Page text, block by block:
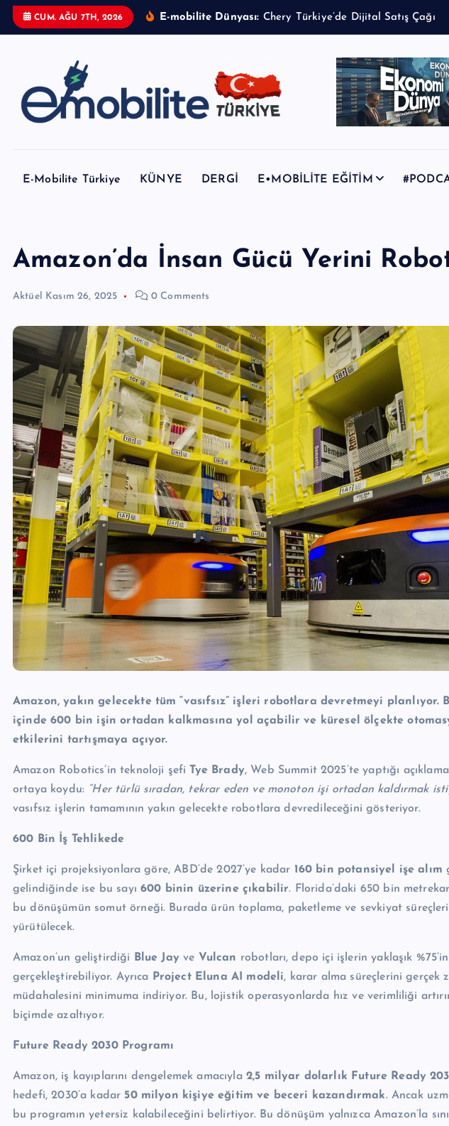
CUM. AĞU 7TH, 2026 E-mobilite Dünyası:
E-Mobilite Türkiye KÜNYE DERGİ E•MOBİLİTE EĞİTİM
Amazon’da İnsan Gücü Yerini
Aktüel Kasım 26, 2025 0 Comments
Amazon, yakın gelecekte tüm “vasıfsız” işleri robotlara devretmeyi planlıyor.
içinde 600 bin işin ortadan kalkmasına yol açabilir ve küresel ölçekte
etkilerini tartışmaya açıyor.
Amazon Robotics’in teknoloji şefi Tye Brady, Web Summit 2025’te yaptığı
ortaya koydu: “Her türlü sıradan, tekrar eden ve monoton işi ortadan kaldırmak
vasıfsız işlerin tamamının yakın gelecekte robotlara devredileceğini gösteriyor.
600 Bin İş Tehlikede
Şirket içi projeksiyonlara göre, ABD’de 2027’ye kadar 160 bin potansiyel işe alım
gelindiğinde ise bu sayı 600 binin üzerine çıkabilir. Florida’daki 650 bin
bu dönüşümün somut örneği. Burada ürün toplama, paketleme ve sevkiyat
yürütülecek.
Amazon’un geliştirdiği Blue Jayve Vulcan robotları, depo içi işlerin yaklaşık
gerçekleştirebiliyor. Ayrıca Project Eluna AI modeli, karar alma süreçlerini gerçek
müdahalesini minimuma indiriyor. Bu, lojistik operasyonlarda hız ve verimliliği
biçimde azaltıyor.
Future Ready 2030 Programı
Amazon, iş kayıplarını dengelemek amacıyla 2,5 milyar dolarlık Future Ready
hedefi, 2030’a kadar 50 milyon kişiye eğitim ve beceri kazandırmak. Ancak
bu programın yetersiz kalabileceğini belirtiyor. Bu dönüşüm yalnızca Amazon’la